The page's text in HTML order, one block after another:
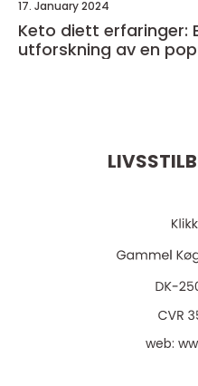
17. January 2024
Keto diett erfaringer:
utforskning av en
web: